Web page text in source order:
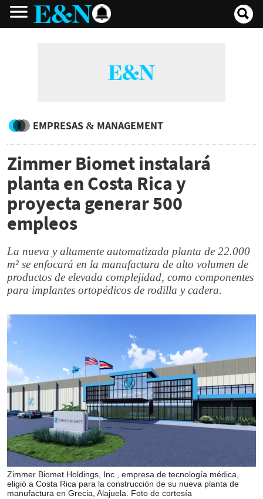
EMPRESAS & MANAGEMENT
Zimmer Biomet instalará
planta en Costa Rica y
proyecta generar 500
empleos
La nueva y altamente automatizada planta de 22.000
m² se enfocará en la manufactura de alto volumen de
productos de elevada complejidad, como componentes
para implantes ortopédicos de rodilla y cadera.
Zimmer Biomet Holdings, Inc., empresa de tecnología médica,
eligió a Costa Rica para la construcción de su nueva planta de
manufactura en Grecia, Alajuela. Foto de cortesía